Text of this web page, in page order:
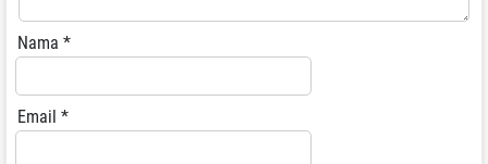
Nama *
Email *